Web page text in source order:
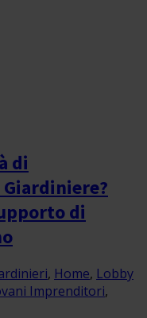
di
di
, Home, Lobby
Imprenditori,